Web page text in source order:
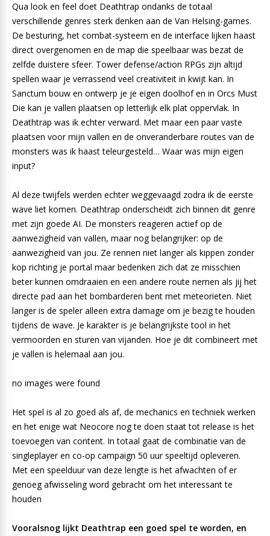
Qua look en feel doet Deathtrap ondanks de totaal
verschillende genres sterk denken aan de Van Helsing-games.
De besturing, het combat-systeem en de interface lijken haast
direct overgenomen en de map die speelbaar was bezat de
zelfde duistere sfeer. Tower defense/action RPGs zijn altijd
spellen waar je verrassend veel creativiteit in kwijt kan. In
Sanctum bouw en ontwerp je je eigen doolhof en in Orcs Must
Die kan je vallen plaatsen op letterlijk elk plat oppervlak. In
Deathtrap was ik echter verward. Met maar een paar vaste
plaatsen voor mijn vallen en de onveranderbare routes van de
monsters was ik haast teleurgesteld… Waar was mijn eigen
input?
Al deze twijfels werden echter weggevaagd zodra ik de eerste
wave liet komen. Deathtrap onderscheidt zich binnen dit genre
met zijn goede AI. De monsters reageren actief op de
aanwezigheid van vallen, maar nog belangrijker: op de
aanwezigheid van jou. Ze rennen niet langer als kippen zonder
kop richting je portal maar bedenken zich dat ze misschien
beter kunnen omdraaien en een andere route nemen als jij het
directe pad aan het bombarderen bent met meteorieten. Niet
langer is de speler alleen extra damage om je bezig te houden
tijdens de wave. Je karakter is je belangrijkste tool in het
vermoorden en sturen van vijanden. Hoe je dit combineert met
je vallen is helemaal aan jou.
no images were found
Het spel is al zo goed als af, de mechanics en techniek werken
en het enige wat Neocore nog te doen staat tot release is het
toevoegen van content. In totaal gaat de combinatie van de
singleplayer en co-op campaign 50 uur speeltijd opleveren.
Met een speelduur van deze lengte is het afwachten of er
genoeg afwisseling word gebracht om het interessant te
houden
Vooralsnog lijkt Deathtrap een goed spel te worden, en